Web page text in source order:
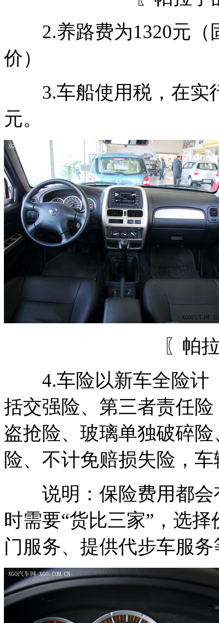
2.养路费为1320元（
价）
3.车船使用税，在实
元。
〖帕
4.车险以新车全险计
括交强险、第三者责任
盗抢险、玻璃单独破碎
险、不计免赔损失险，
说明：保险费用都会
时需要“货比三家”，选
门服务、提供代步车服